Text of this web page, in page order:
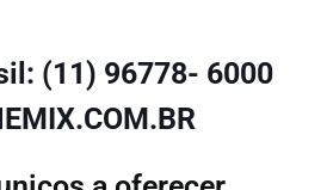
(11) 96778- 6000